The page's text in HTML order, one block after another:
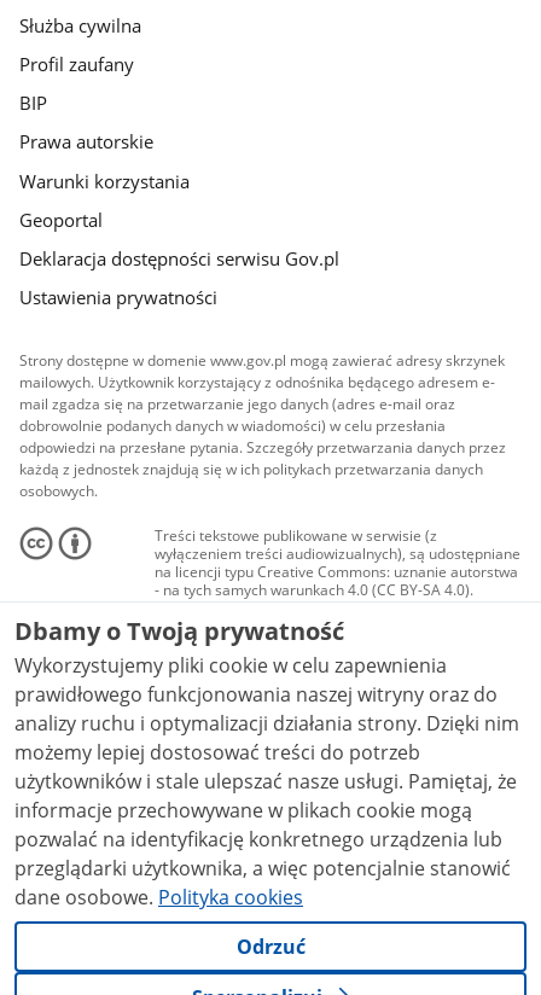
Służba cywilna
Profil zaufany
BIP
Prawa autorskie
Warunki korzystania
Geoportal
Deklaracja dostępności serwisu Gov.pl
Ustawienia prywatności
Strony dostępne w domenie www.gov.pl mogą zawierać adresy skrzynek
mailowych. Użytkownik korzystający z odnośnika będącego adresem e-
mail zgadza się na przetwarzanie jego danych (adres e-mail oraz
dobrowolnie podanych danych w wiadomości) w celu przesłania
odpowiedzi na przesłane pytania. Szczegóły przetwarzania danych przez
każdą z jednostek znajdują się w ich politykach przetwarzania danych
osobowych.
Treści tekstowe publikowane w serwisie (z
wyłączeniem treści audiowizualnych), są udostępniane
na licencji typu Creative Commons: uznanie autorstwa
- na tych samych warunkach 4.0 (CC BY-SA 4.0).
Materiały audiowizualne, w tym zdjęcia, materiały
audio i wideo, są udostępniane na licencji typu
Creative Commons: uznanie autorstwa użycie
niekomercyjne - bez utworów zależnych 4.0 (CC BY-
NC-ND 4.0), o ile nie jest to stwierdzone inaczej.
Dbamy o Twoją prywatność
Wykorzystujemy pliki cookie w celu zapewnienia
prawidłowego funkcjonowania naszej witryny oraz do
analizy ruchu i optymalizacji działania strony. Dzięki nim
możemy lepiej dostosować treści do potrzeb
użytkowników i stale ulepszać nasze usługi. Pamiętaj, że
informacje przechowywane w plikach cookie mogą
pozwalać na identyfikację konkretnego urządzenia lub
przeglądarki użytkownika, a więc potencjalnie stanowić
dane osobowe. Polityka cookies
Odrzuć